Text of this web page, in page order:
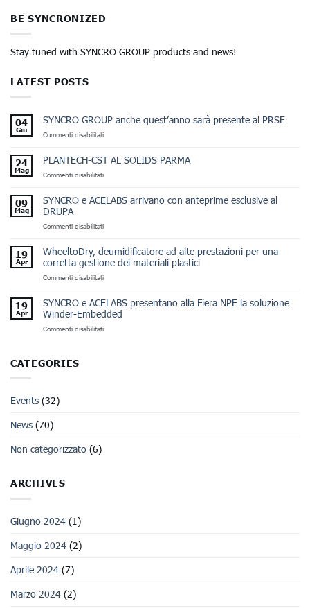
BE SYNCRONIZED
Stay tuned with SYNCRO GROUP products and news!
LATEST POSTS
04
Giu
SYNCRO GROUP anche quest’anno sarà presente al PRSE
Commenti disabilitatisu
anche
quest’anno
presente
al
24
Mag
PLANTECH-CST AL SOLIDS PARMA
Commenti disabilitatisu
AL
PARMA
09
Mag
SYNCRO e ACELABS arrivano con anteprime esclusive al
DRUPA
Commenti disabilitatisu
ACELABS arrivano
con
anteprime
esclusive
DRUPA
19
Apr
WheeltoDry, deumidificatore ad alte prestazioni per una
corretta gestione dei materiali plastici
Commenti disabilitatisu
ad
alte
prestazioni
19
Apr
SYNCRO e ACELABS presentano alla Fiera NPE la soluzione
Winder-Embedded
Commenti disabilitatisu
CATEGORIES
Events (32)
News (70)
Non categorizzato (6)
ARCHIVES
Giugno 2024 (1)
Maggio 2024 (2)
Aprile 2024 (7)
Marzo 2024 (2)